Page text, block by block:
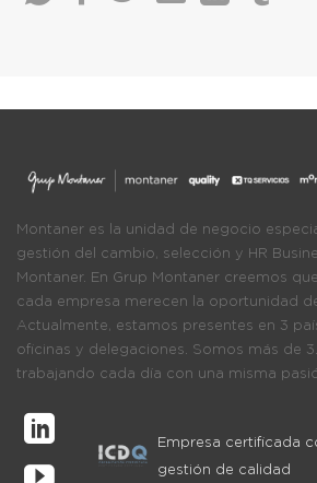
Montaner es la unidad de negocio
gestión del cambio, selección y HR
Montaner. En Grup Montaner creemos
cada empresa merecen la oportunidad
Actualmente, estamos presentes en 3
oficinas y delegaciones. Somos más de
trabajando cada día con una misma
Empresa certificada
gestión de calidad